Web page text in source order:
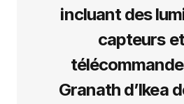
incluant des
capteurs
Granath d’Ikea